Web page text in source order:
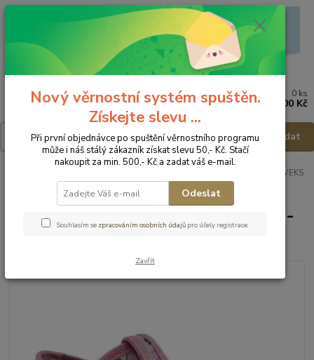
Menu
Hledat
0 ks
0,00 Kč
RAWEKS
Domácí obuv Lena 71 - vel.23
RAWEKS Domácí obuv Lena 71 -
Nový věrnostní systém spuštěn.
Získejte slevu ...
Při první objednávce po spuštění věrnostního programu
může i náš stálý zákazník získat slevu 50,- Kč. Stačí
nakoupit za min. 500,- Kč a zadat váš e-mail.
Odeslat
Souhlasím se zpracováním osobních údajů pro účely registrace.
Zavřít